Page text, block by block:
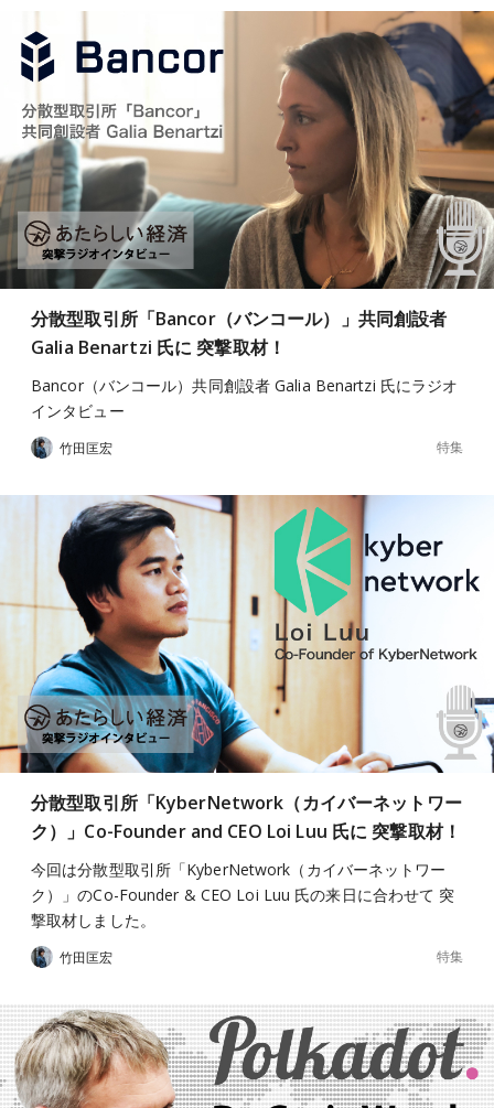
分散型取引所「Bancor（バンコール）」共同創設者
Galia Benartzi 氏に 突撃取材！
Bancor（バンコール）共同創設者 Galia Benartzi 氏にラジオ
インタビュー
竹田匡宏 特集
分散型取引所「KyberNetwork（カイバーネットワー
ク）」Co-Founder and CEO Loi Luu 氏に 突撃取材！
今回は分散型取引所「KyberNetwork（カイバーネットワー
ク）」のCo-Founder & CEO Loi Luu 氏の来日に合わせて 突
撃取材しました。
竹田匡宏 特集